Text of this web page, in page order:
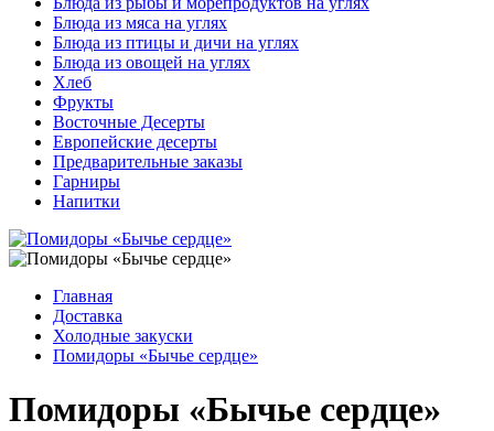
Блюда из мяса на углях
Блюда из птицы и дичи на углях
Блюда из овощей на углях
Хлеб
Фрукты
Восточные Десерты
Европейские десерты
Предварительные заказы
Гарниры
Напитки
Главная
Доставка
Холодные закуски
Помидоры «Бычье сердце»
Помидоры «Бычье сердце»